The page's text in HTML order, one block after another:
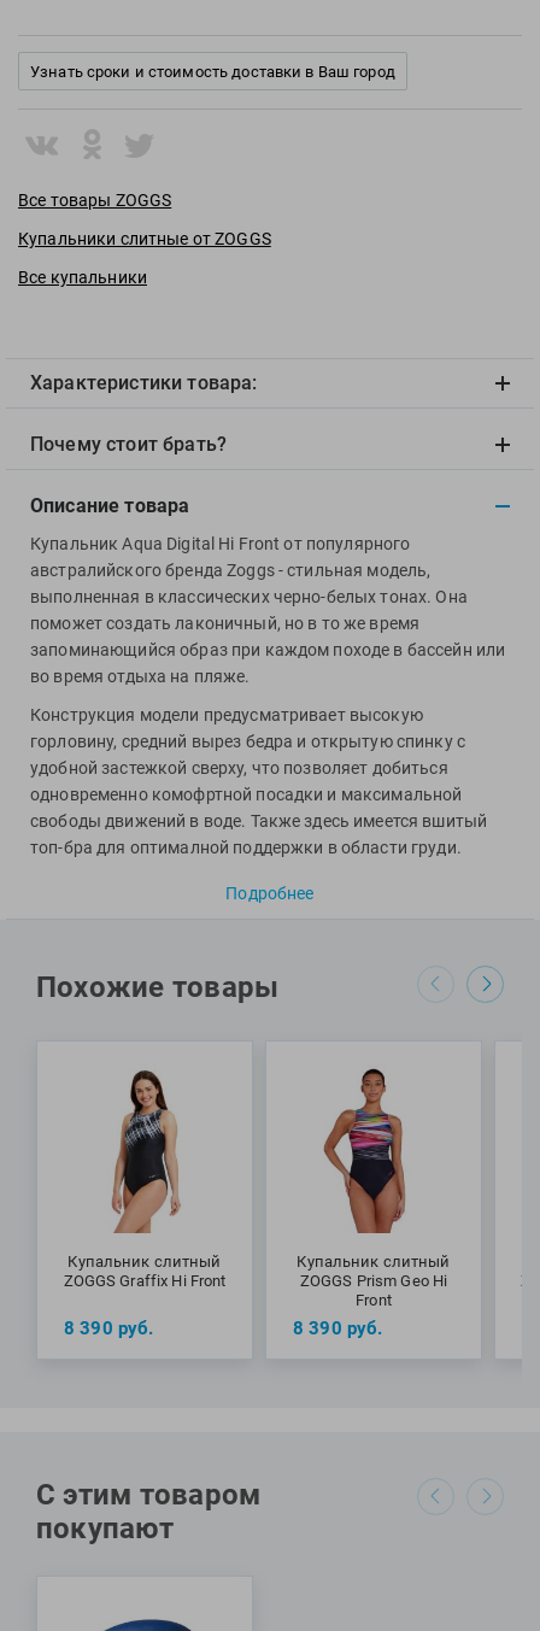
Vivobarefoot
Waboba
Yingfa
Альфапластик
ВФП
Издательство "Дивизион"
Издательство «Swimbook»
Спортивный Элемент
Фитосила
Узнать сроки и стоимость доставки в Ваш город
Все товары ZOGGS
Купальники слитные от ZOGGS
Все купальники
Характеристики товара:
Почему стоит брать?
Описание товара
Купальник Aqua Digital Hi Front от популярного
австралийского бренда Zoggs - стильная модель,
выполненная в классических черно-белых тонах. Она
поможет создать лаконичный, но в то же время
запоминающийся образ при каждом походе в бассейн или
во время отдыха на пляже.
Конструкция модели предусматривает высокую
горловину, средний вырез бедра и открытую спинку с
удобной застежкой сверху, что позволяет добиться
одновременно комофртной посадки и максимальной
свободы движений в воде. Также здесь имеется вшитый
топ-бра для оптималной поддержки в области груди.
Ecolast+ с вплетением волкон Repreve, сделанных из
ультрафиолета (UPF50+). Такое изделие прослужит
примерно в 4 раза дольше обычных купальников из
Специалисты Proswim рекомендуют купальник Aqua
Digital Hi Front от бренда Zoggs для занятий в бассейне и
пляжного отдыха.
МАТЕРИАЛЫ: 55% переработанный полиэстер, 45%
полиэстер ПБТ
Подробнее
Похожие товары
Купальник слитный
ZOGGS Graffix Hi Front
8 390 руб.
Купальник слитный
ZOGGS Prism Geo Hi
Front
8 390 руб.
С этим товаром
покупают